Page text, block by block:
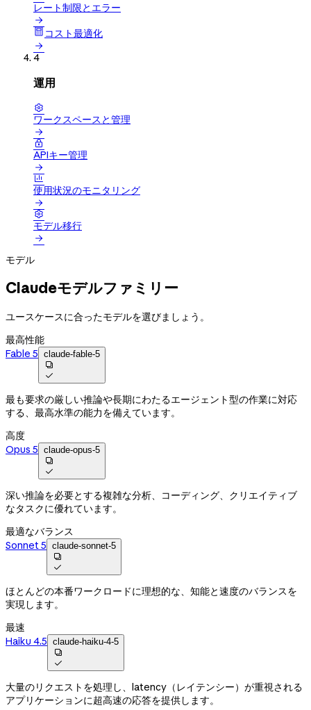
レート制限とエラー

コスト最適化

4
運用

ワークスペースと管理


APIキー管理


使用状況のモニタリング


モデル移行

モデル
Claudeモデルファミリー
ユースケースに合ったモデルを選びましょう。
最高性能
Fable 5 claude-fable-5


最も要求の厳しい推論や長期にわたるエージェント型の作業に対応
する、最高水準の能力を備えています。
高度
Opus 5 claude-opus-5


深い推論を必要とする複雑な分析、コーディング、クリエイティブ
なタスクに優れています。
最適なバランス
Sonnet 5 claude-sonnet-5


ほとんどの本番ワークロードに理想的な、知能と速度のバランスを
実現します。
最速
Haiku 4.5 claude-haiku-4-5


大量のリクエストを処理し、latency（レイテンシー）が重視される
アプリケーションに超高速の応答を提供します。